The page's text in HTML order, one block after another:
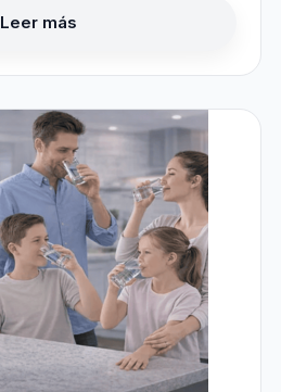
Leer más